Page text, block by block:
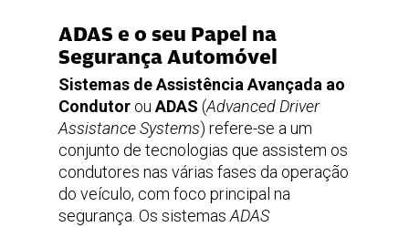
ADAS e o seu Papel na
Segurança Automóvel
Sistemas de Assistência Avançada ao
Condutor ouADAS (Advanced Driver
Assistance Systems) refere-se a um
conjunto de tecnologias que assistem os
condutores nas várias fases da operação
do veículo, com foco principal na
segurança. Os sistemasADAS